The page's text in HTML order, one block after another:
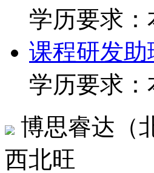
学历要求：
课程研发
学历要求：
博思睿达（
西北旺